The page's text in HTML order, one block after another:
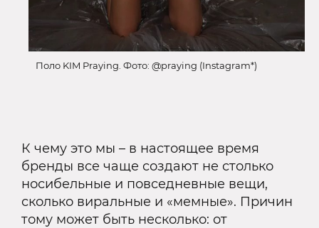
Поло KIM Praying. Фото: @praying (Instagram*)
К чему это мы – в настоящее время
бренды все чаще создают не столько
носибельные и повседневные вещи,
сколько виральные и «мемные». Причин
тому может быть несколько: от